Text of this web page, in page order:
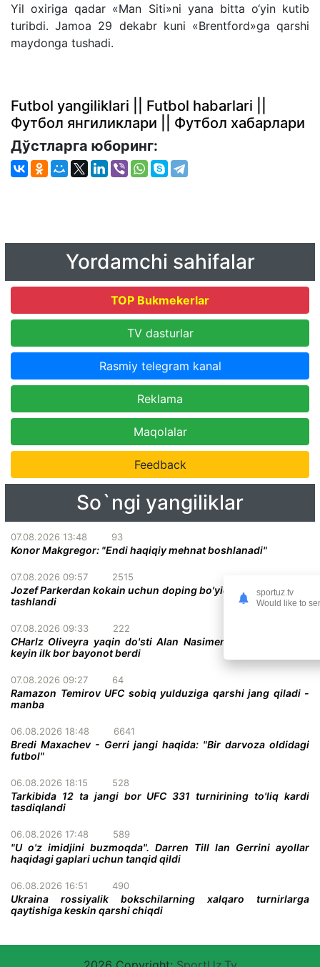
Yil oxiriga qadar «Man Siti»ni yana bitta o‘yin kutib
turibdi. Jamoa 29 dekabr kuni «Brentford»ga qarshi
maydonga tushadi.
Futbol yangiliklari || Futbol habarlari ||
Футбол янгиликлари || Футбол хабарлари
Дўстларга юборинг:
Yordamchi sahifalar
TOP Bukmekerlar
TV dasturlar
Rasmiy telegram kanal
Reklama
Maqolalar
Feedback
So`ngi yangiliklar
07.08.2026 13:48 93
Konor Makgregor: "Endi haqiqiy mehnat boshlanadi"
07.08.2026 09:57 2515
Jozef Parkerdan kokain uchun doping bo'yicha ayblovlar olib
tashlandi
07.08.2026 09:33 222
CHarlz Oliveyra yaqin do'sti Alan Nasimentoning vafotidan
keyin ilk bor bayonot berdi
07.08.2026 09:27 64
Ramazon Temirov UFC sobiq yulduziga qarshi jang qiladi -
manba
06.08.2026 18:48 6641
Bredi Maxachev - Gerri jangi haqida: "Bir darvoza oldidagi
futbol"
06.08.2026 18:15 528
Tarkibida 12 ta jangi bor UFC 331 turnirining to'liq kardi
tasdiqlandi
06.08.2026 17:48 589
"U o'z imidjini buzmoqda". Darren Till Ian Gerrini ayollar
haqidagi gaplari uchun tanqid qildi
06.08.2026 16:51 490
Ukraina rossiyalik bokschilarning xalqaro turnirlarga
qaytishiga keskin qarshi chiqdi
sportuz.tv
Would like to